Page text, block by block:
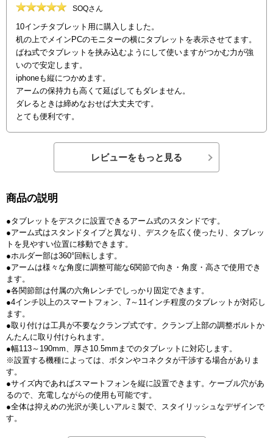
SOQさん
10インチタブレット用に購入しました。
机の上でメインPCのモニターの横にタブレットを表示させてます。
ばね式でタブレットを挟み込むようにして使いますがつかむ力が強
いので安定します。
iphoneも縦につかめます。
アームの保持力も高くて延ばしてもダレません。
ダレるときは締めなおせば大丈夫です。
とても便利です。
レビューをもっと見る
商品の説明
●タブレットをデスクに設置できるアーム式のスタンドです。
●アーム式はスタンドタイプと異なり、デスクを広く使ったり、タブレッ
トを見やすい位置に移動できます。
●ホルダー部は360°回転します。
●アームは様々な角度に調整可能な6関節で向き・角度・高さで使用でき
ます。
●各関節部は付属の六角レンチでしっかり固定できます。
●4インチ以上のスマートフォン、7～11インチ程度のタブレットが対応し
ます。
●取り付けは工具が不要なクランプ式です。クランプ上部の調整ボルトか
んたんに取り付けられます。
●幅113～190mm、厚さ10.5mmまでのタブレットに対応します。
※設置する機種によっては、ボタンやコネクタが干渉する場合がありま
す。
●サイズ内であればスマートフォンを縦に設置できます。ケーブル穴があ
るので、充電しながらの使用も可能です。
●全体は抑えめの光沢が美しいアルミ製で、スタイリッシュなデザインで
す。